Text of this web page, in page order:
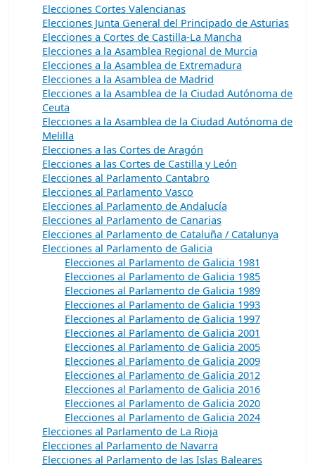
Elecciones Cortes Valencianas
Elecciones Junta General del Principado de Asturias
Elecciones a Cortes de Castilla-La Mancha
Elecciones a la Asamblea Regional de Murcia
Elecciones a la Asamblea de Extremadura
Elecciones a la Asamblea de Madrid
Elecciones a la Asamblea de la Ciudad Autónoma de
Ceuta
Elecciones a la Asamblea de la Ciudad Autónoma de
Melilla
Elecciones a las Cortes de Aragón
Elecciones a las Cortes de Castilla y León
Elecciones al Parlamento Cantabro
Elecciones al Parlamento Vasco
Elecciones al Parlamento de Andalucía
Elecciones al Parlamento de Canarias
Elecciones al Parlamento de Cataluña / Catalunya
Elecciones al Parlamento de Galicia
Elecciones al Parlamento de Galicia 1981
Elecciones al Parlamento de Galicia 1985
Elecciones al Parlamento de Galicia 1989
Elecciones al Parlamento de Galicia 1993
Elecciones al Parlamento de Galicia 1997
Elecciones al Parlamento de Galicia 2001
Elecciones al Parlamento de Galicia 2005
Elecciones al Parlamento de Galicia 2009
Elecciones al Parlamento de Galicia 2012
Elecciones al Parlamento de Galicia 2016
Elecciones al Parlamento de Galicia 2020
Elecciones al Parlamento de Galicia 2024
Elecciones al Parlamento de La Rioja
Elecciones al Parlamento de Navarra
Elecciones al Parlamento de las Islas Baleares